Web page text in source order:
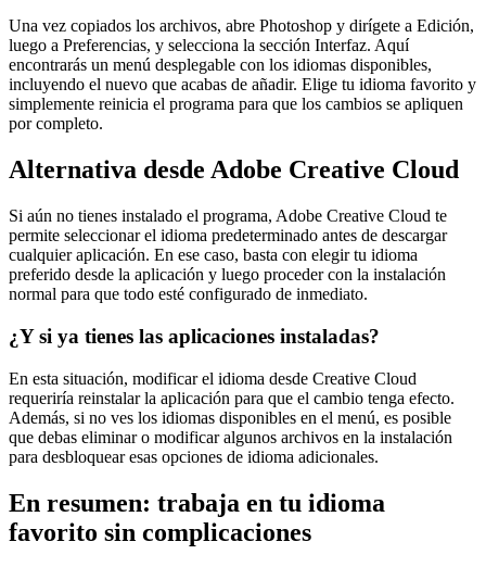
Una vez copiados los archivos, abre Photoshop y dirígete a Edición,
luego a Preferencias, y selecciona la sección Interfaz. Aquí
encontrarás un menú desplegable con los idiomas disponibles,
incluyendo el nuevo que acabas de añadir. Elige tu idioma favorito y
simplemente reinicia el programa para que los cambios se apliquen
por completo.
Alternativa desde Adobe Creative Cloud
Si aún no tienes instalado el programa, Adobe Creative Cloud te
permite seleccionar el idioma predeterminado antes de descargar
cualquier aplicación. En ese caso, basta con elegir tu idioma
preferido desde la aplicación y luego proceder con la instalación
normal para que todo esté configurado de inmediato.
¿Y si ya tienes las aplicaciones instaladas?
En esta situación, modificar el idioma desde Creative Cloud
requeriría reinstalar la aplicación para que el cambio tenga efecto.
Además, si no ves los idiomas disponibles en el menú, es posible
que debas eliminar o modificar algunos archivos en la instalación
para desbloquear esas opciones de idioma adicionales.
En resumen: trabaja en tu idioma
favorito sin complicaciones